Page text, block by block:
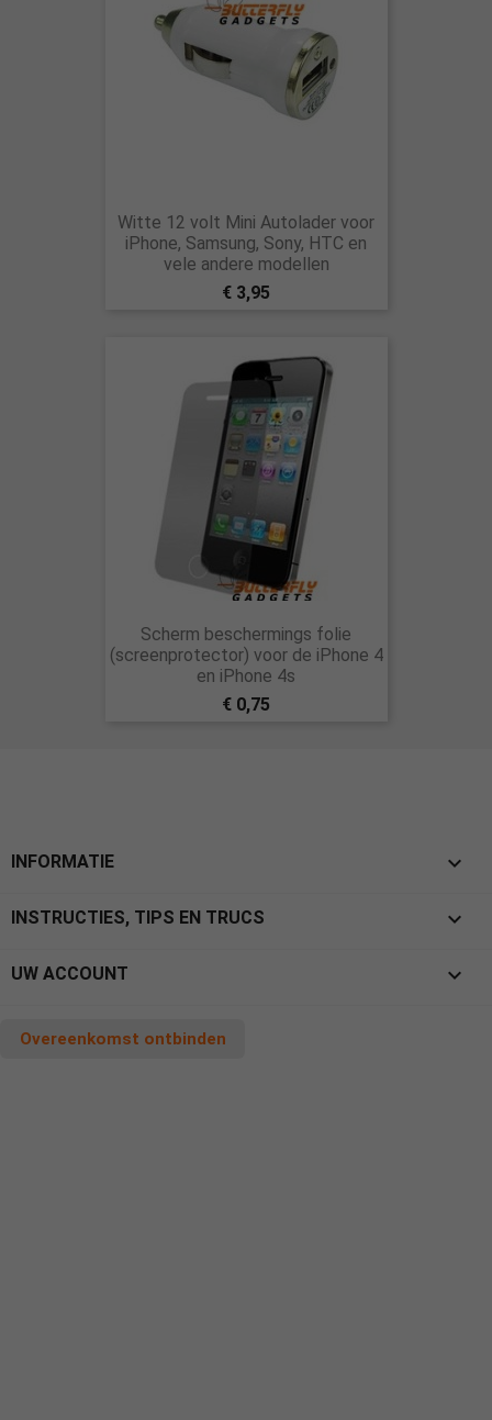
Witte 12 volt Mini Autolader voor
iPhone, Samsung, Sony, HTC en
vele andere modellen
€ 3,95
Scherm beschermings folie
(screenprotector) voor de iPhone 4
en iPhone 4s
€ 0,75
INFORMATIE 
INSTRUCTIES, TIPS EN TRUCS 
UW ACCOUNT 
Overeenkomst ontbinden